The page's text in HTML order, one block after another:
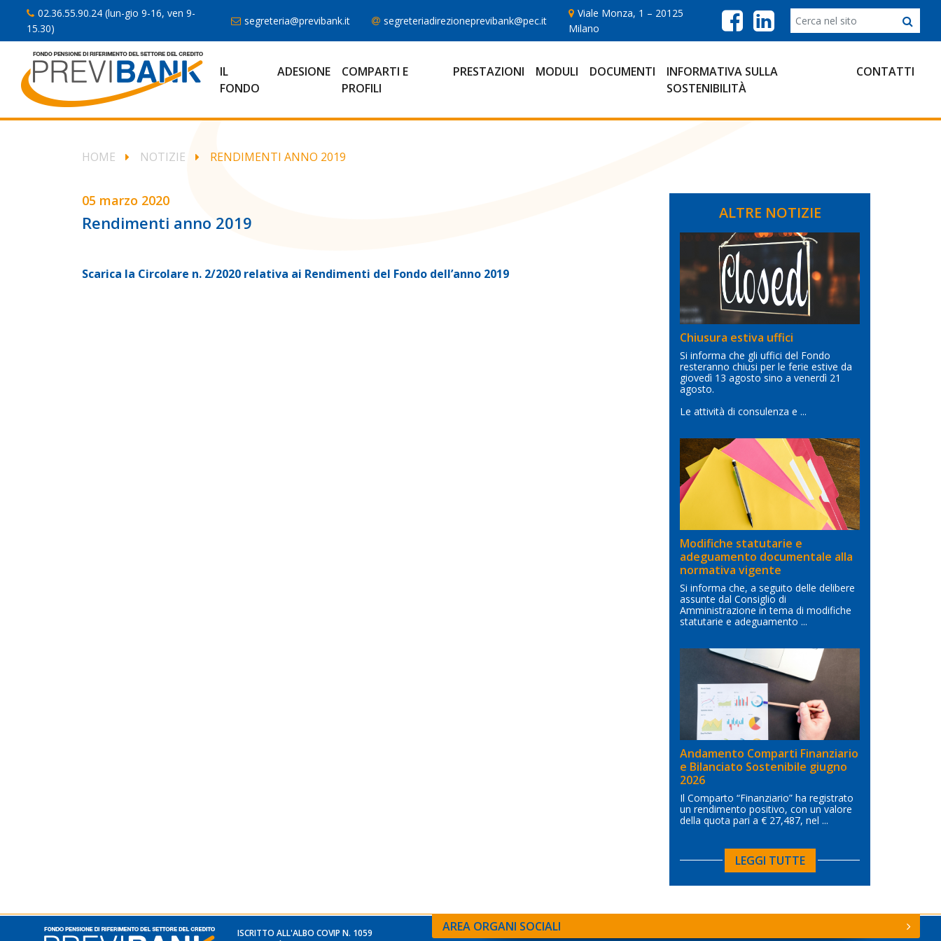
02.36.55.90.24 (lun-gio 9-16, ven 9-
15.30)
segreteria@previbank.it segreteriadirezioneprevibank@pec.it
Viale Monza, 1 – 20125
Milano
IL
FONDO
ADESIONE
COMPARTI E
PROFILI
PRESTAZIONI MODULI DOCUMENTI
INFORMATIVA SULLA
SOSTENIBILITÀ
CONTATTI
HOME NOTIZIE RENDIMENTI ANNO 2019
05 marzo 2020
Rendimenti anno 2019
Scarica la Circolare n. 2/2020 relativa ai Rendimenti del Fondo dell’anno 2019
ALTRE NOTIZIE
Chiusura estiva uffici
Si informa che gli uffici del Fondo
resteranno chiusi per le ferie estive da
giovedì 13 agosto sino a venerdì 21
agosto.
Le attività di consulenza e ...
Modifiche statutarie e
adeguamento documentale alla
normativa vigente
Si informa che, a seguito delle delibere
assunte dal Consiglio di
Amministrazione in tema di modifiche
statutarie e adeguamento ...
Andamento Comparti Finanziario
e Bilanciato Sostenibile giugno
2026
Il Comparto “Finanziario” ha registrato
un rendimento positivo, con un valore
della quota pari a € 27,487, nel ...
LEGGI TUTTE
ISCRITTO ALL'ALBO COVIP N. 1059
AREA ORGANI SOCIALI